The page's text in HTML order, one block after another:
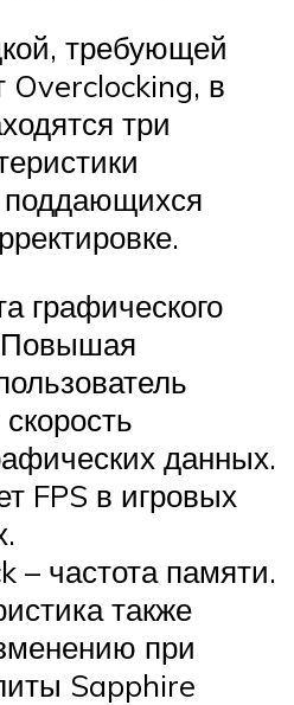
требующей
Overclocking, в
три
поддающихся
графического
Повышая
данных.
FPS в игровых
– частота памяти.
также
при
Sapphire